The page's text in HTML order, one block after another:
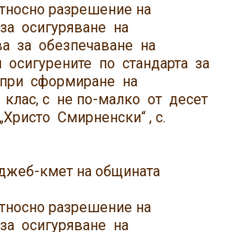
разрешение на
осигуряване на
за обезпечаване на
по стандарта за
сформиране на
с не по-малко от десет
Смирненски“ , с.
кмет на общината
разрешение на
осигуряване на